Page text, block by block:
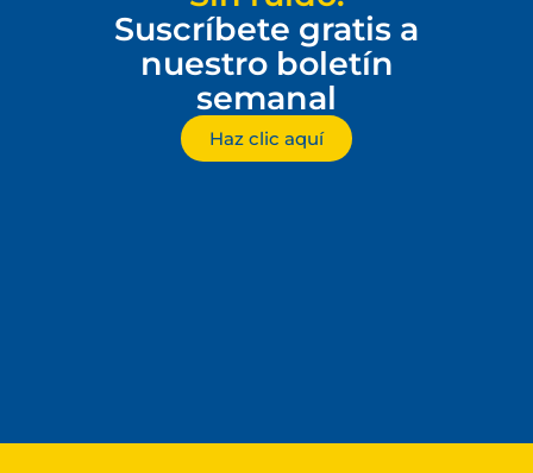
Suscríbete gratis a
nuestro boletín
semanal
Haz clic aquí